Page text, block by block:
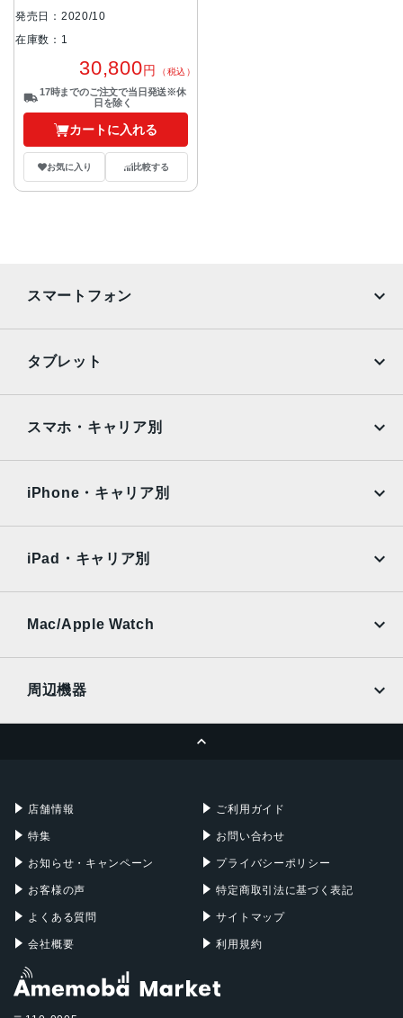
発売日：2020/10
在庫数：1
30,800円 （税込）
17時までのご注文で当日発送※休
日を除く
カートに入れる
お気に入り 比較する
スマートフォン
AQUOS
OPPO Android
タブレット
Surface
Xiaomi Tablet
スマホ・キャリア別
Ymobile
UQmobile
iPhone・キャリア別
Ymobile
UQmobile
iPad・キャリア別
Mac/Apple Watch
周辺機器
店舗情報
特集
お知らせ・キャンペーン
お客様の声
よくある質問
会社概要
ご利用ガイド
お問い合わせ
プライバシーポリシー
特定商取引法に基づく表記
サイトマップ
利用規約